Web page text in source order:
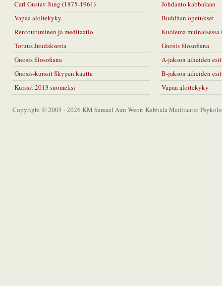
Carl Gustav Jung (1875-1961)
Vapaa aloitekyky
Rentoutuminen ja meditaatio
Totuus Juudaksesta
Gnosis filosofiana
Gnosis-kurssit Skypen kautta
Kurssit 2013 suomeksi
Johdanto kabbalaan
Buddhan opetukset
Kuolema muinaisessa
Gnosis filosofiana
A-jakson aiheiden
B-jakson aiheiden
Vapaa aloitekyky
Copyright © 2005 - 2026 KM Samael Aun Weor: Kabbala Meditaatio